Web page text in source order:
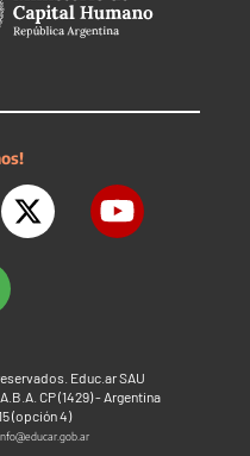
Educ.ar SAU
CP (1429) - Argentina
(opción 4)